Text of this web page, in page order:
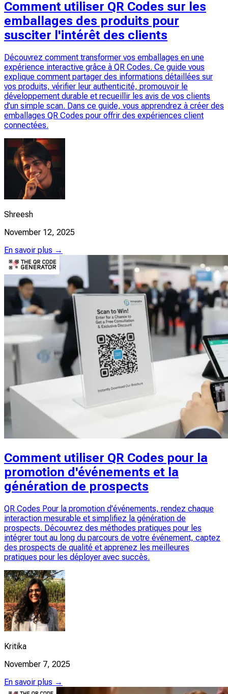
Comment utiliser QR Codes sur les
emballages des produits pour
susciter l'intérêt des clients
Découvrez comment transformer vos emballages en une
expérience interactive grâce à QR Codes. Ce guide vous
explique comment partager des informations détaillées sur
vos produits, vérifier leur authenticité, promouvoir le
développement durable et recueillir les avis de vos clients
d’un simple scan. Dans ce guide, vous apprendrez à créer des
emballages QR Codes pour offrir des expériences client
connectées.
Shreesh
November 12, 2025
En savoir plus →
Comment utiliser QR Codes pour la
promotion d'événements et la
génération de prospects
QR Codes Pour la promotion d'événements, rendez chaque
interaction mesurable et simplifiez la génération de
prospects. Découvrez des méthodes pratiques pour les
intégrer tout au long du parcours de votre événement, captez
des prospects de qualité et apprenez les meilleures
pratiques pour les déployer avec succès.
Kritika
November 7, 2025
En savoir plus →